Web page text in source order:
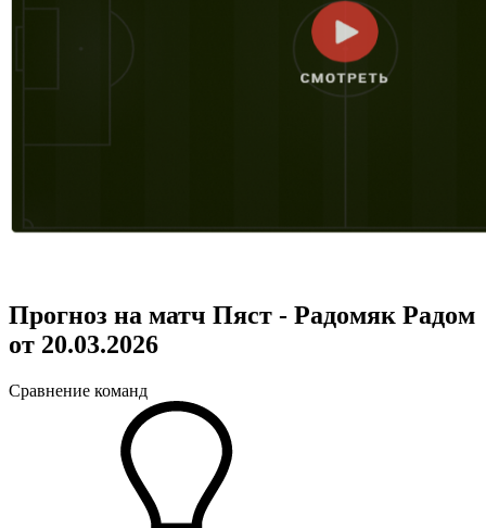
Прогноз на матч Пяст - Радомяк Радом
от 20.03.2026
Сравнение команд